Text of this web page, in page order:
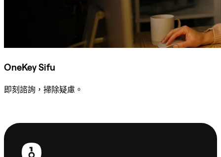
OneKey Sifu
即刻諮詢，掃除疑慮。
頁